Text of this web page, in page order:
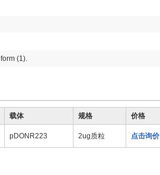
(1).
载体 规格 价格
pDONR223 2ug质粒 点击询价